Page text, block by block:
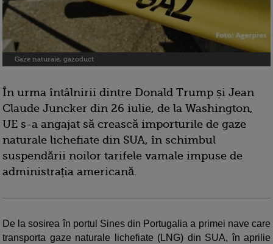
Gaze naturale, gazoduct
În urma întâlnirii dintre Donald Trump și Jean
Claude Juncker din 26 iulie, de la Washington,
UE s-a angajat să crească importurile de gaze
naturale lichefiate din SUA, în schimbul
suspendării noilor tarifele vamale impuse de
administrația americană.
De la sosirea în portul Sines din Portugalia a primei nave care
transporta gaze naturale lichefiate (LNG) din SUA, în aprilie